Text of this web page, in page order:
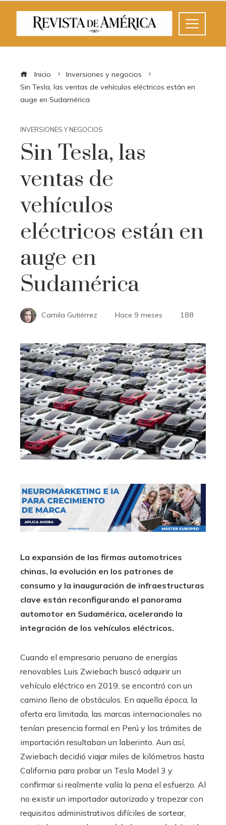
Inicio
Inversiones y negocios
Sin Tesla, las ventas de vehículos eléctricos están en
auge en Sudamérica
INVERSIONES Y NEGOCIOS
Sin Tesla, las
ventas de
vehículos
eléctricos están en
auge en
Sudamérica
Camila Gutiérrez Hace 9 meses 188
La expansión de las firmas automotrices
chinas, la evolución en los patrones de
consumo y la inauguración de infraestructuras
clave están reconfigurando el panorama
automotor en Sudamérica, acelerando la
integración de los vehículos eléctricos.
Cuando el empresario peruano de energías
renovables Luis Zwiebach buscó adquirir un
vehículo eléctrico en 2019, se encontró con un
camino lleno de obstáculos. En aquella época, la
oferta era limitada, las marcas internacionales no
tenían presencia formal en Perú y los trámites de
importación resultaban un laberinto. Aun así,
Zwiebach decidió viajar miles de kilómetros hasta
California para probar un Tesla Model 3 y
confirmar si realmente valía la pena el esfuerzo. Al
no existir un importador autorizado y tropezar con
requisitos administrativos difíciles de sortear,